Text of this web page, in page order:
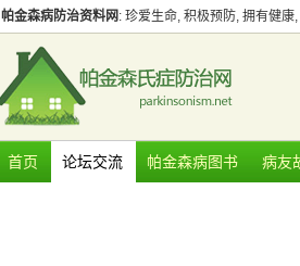
帕金森病防治资料网 : 珍爱生命, 积极预防, 拥有健康
首页 论坛交流 帕金森病图书 病友